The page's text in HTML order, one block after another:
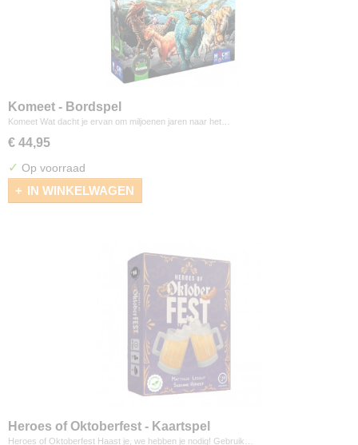
Komeet - Bordspel
Komeet Wat dacht je ervan om miljoenen jaren naar het…
€ 44,95
✓ Op voorraad
IN WINKELWAGEN
Heroes of Oktoberfest - Kaartspel
Heroes of Oktoberfest Haast je, we hebben je nodig! Gebruik…